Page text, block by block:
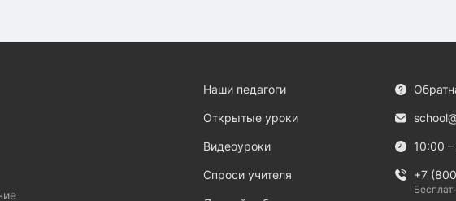
Наши педагоги
Открытые уроки
Видеоуроки
Спроси учителя
10:00
+7